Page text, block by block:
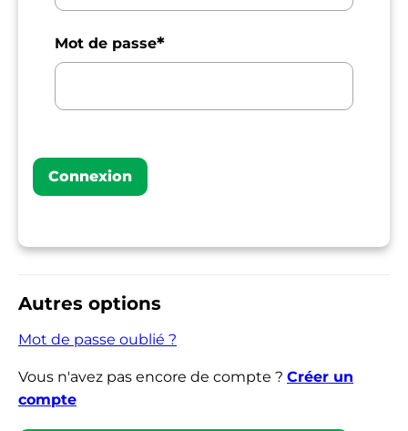
Mot de passe*
Autres options
Mot de passe oublié ?
Vous n'avez pas encore de compte ? Créer un
compte